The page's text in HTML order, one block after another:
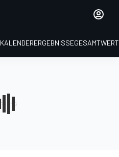
KALENDERERGEBNISSE